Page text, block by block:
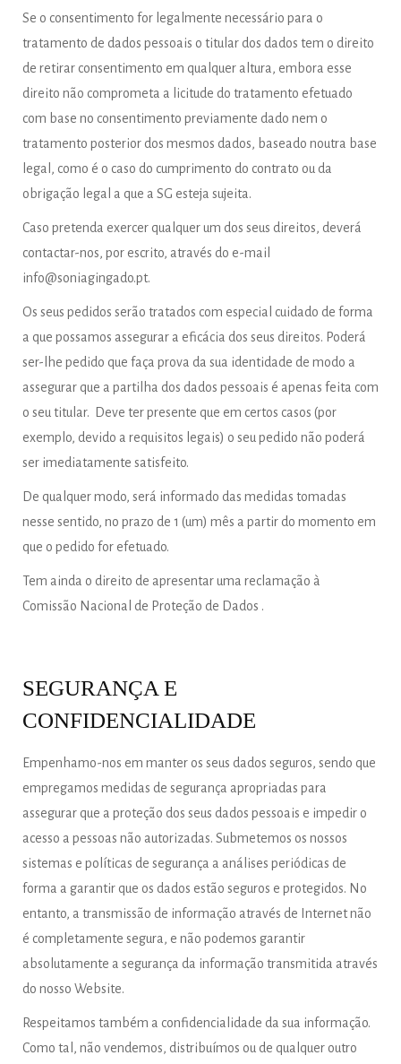
Se o consentimento for legalmente necessário para o
tratamento de dados pessoais o titular dos dados tem o direito
de retirar consentimento em qualquer altura, embora esse
direito não comprometa a licitude do tratamento efetuado
com base no consentimento previamente dado nem o
tratamento posterior dos mesmos dados, baseado noutra base
legal, como é o caso do cumprimento do contrato ou da
obrigação legal a que a SG esteja sujeita.
Caso pretenda exercer qualquer um dos seus direitos, deverá
contactar-nos, por escrito, através do e-mail
info@soniagingado.pt.
Os seus pedidos serão tratados com especial cuidado de forma
a que possamos assegurar a eficácia dos seus direitos. Poderá
ser-lhe pedido que faça prova da sua identidade de modo a
assegurar que a partilha dos dados pessoais é apenas feita com
o seu titular. Deve ter presente que em certos casos (por
exemplo, devido a requisitos legais) o seu pedido não poderá
ser imediatamente satisfeito.
De qualquer modo, será informado das medidas tomadas
nesse sentido, no prazo de 1 (um) mês a partir do momento em
que o pedido for efetuado.
Tem ainda o direito de apresentar uma reclamação à
Comissão Nacional de Proteção de Dados .
SEGURANÇA E
CONFIDENCIALIDADE
Empenhamo-nos em manter os seus dados seguros, sendo que
empregamos medidas de segurança apropriadas para
assegurar que a proteção dos seus dados pessoais e impedir o
acesso a pessoas não autorizadas. Submetemos os nossos
sistemas e políticas de segurança a análises periódicas de
forma a garantir que os dados estão seguros e protegidos. No
entanto, a transmissão de informação através de Internet não
é completamente segura, e não podemos garantir
absolutamente a segurança da informação transmitida através
do nosso Website.
Respeitamos também a confidencialidade da sua informação.
Como tal, não vendemos, distribuímos ou de qualquer outro